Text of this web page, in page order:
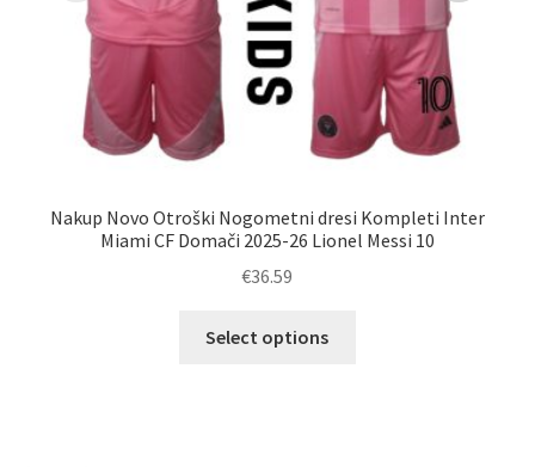
Nakup Novo Otroški Nogometni dresi Kompleti Inter
Miami CF Domači 2025-26 Lionel Messi 10
€36.59
Select options